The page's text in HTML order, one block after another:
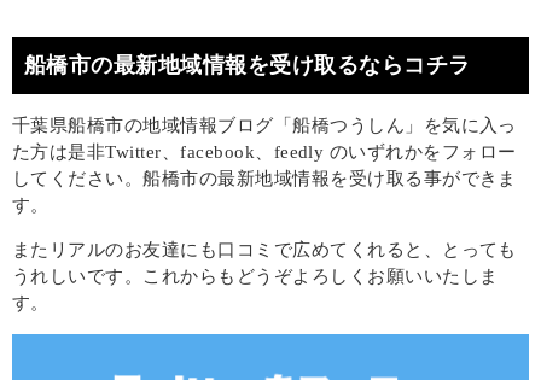
船橋市の最新地域情報を受け取るならコチラ
千葉県船橋市の地域情報ブログ「船橋つうしん」を気に入っ
た方は是非Twitter、facebook、feedly のいずれかをフォロー
してください。船橋市の最新地域情報を受け取る事ができま
す。
またリアルのお友達にも口コミで広めてくれると、とっても
うれしいです。これからもどうぞよろしくお願いいたしま
す。